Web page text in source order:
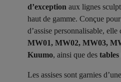
d’exception aux lignes
haut de gamme. Conçue
d’assise personnalisable,
MW01, MW02, MW03,
Kuumo, ainsi que des tables
Les assises sont garnies